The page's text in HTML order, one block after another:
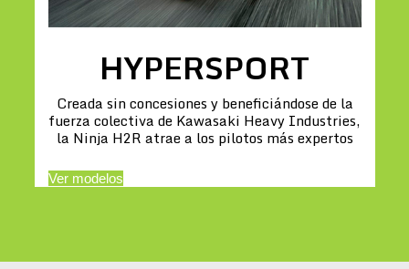
HYPERSPORT
Creada sin concesiones y beneficiándose de la
fuerza colectiva de Kawasaki Heavy Industries,
la Ninja H2R atrae a los pilotos más expertos
Ver modelos